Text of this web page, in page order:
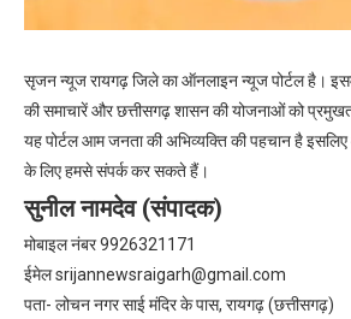
सृजन न्यूज रायगढ़ जिले का ऑनलाइन न्यूज पोर्टल है।
की समाचारें और छत्तीसगढ़ शासन की योजनाओं को
यह पोर्टल आम जनता की अभिव्यक्ति की पहचान है
के लिए हमसे संपर्क कर सकते हैं।
सुनील नामदेव (संपादक)
मोबाइल नंबर 9926321171
ईमेलsrijannewsraigarh@gmail.com
पता- लोचन नगर साई मंदिर के पास, रायगढ़ (छत्तीसगढ़)